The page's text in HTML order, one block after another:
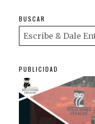
BUSCAR
PUBLICIDAD